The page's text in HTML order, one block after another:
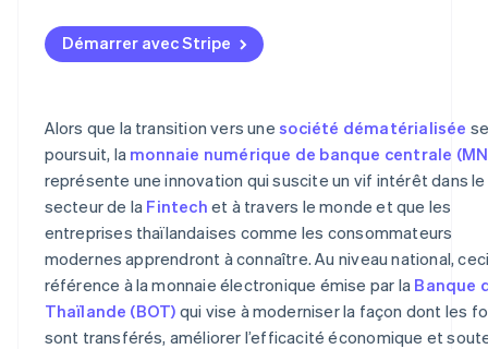
Elle stabilise le système financier
Système de détection de la fraude ou du blanchiment
Système de vérification KYC
Protection des données personnelles
Conversion entre la MNBC et le baht thaïlandais
Préparation du personnel
Démarrer avec Stripe
Alors que la transition vers unesociété dématérialisée
poursuit, la monnaie numérique de banque centrale
représente une innovation qui suscite un vif intérêt dans le
secteur de la Fintech et à travers le monde et que les
entreprises thaïlandaises comme les consommateurs
modernes apprendront à connaître. Au niveau national,
référence à la monnaie électronique émise par la Banque
Thaïlande (BOT) qui vise à moderniser la façon dont les
sont transférés, améliorer l’efficacité économique et